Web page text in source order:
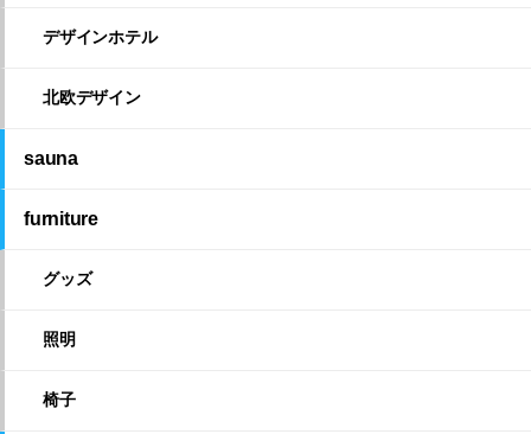
デザインホテル
北欧デザイン
sauna
furniture
グッズ
照明
椅子